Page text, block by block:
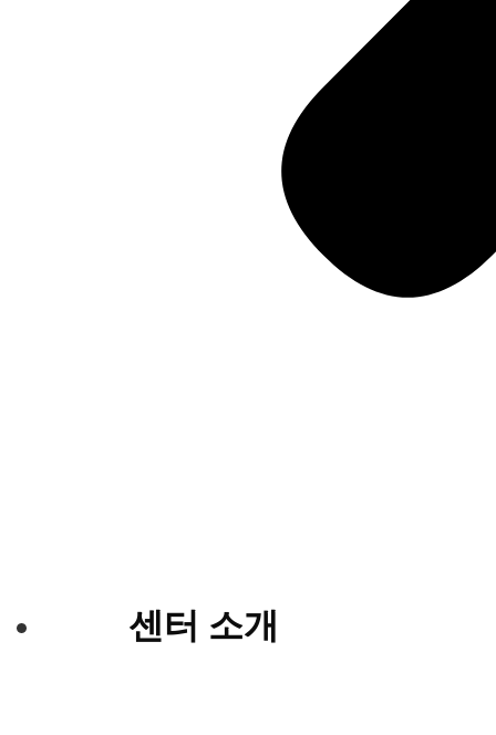
센터 소개